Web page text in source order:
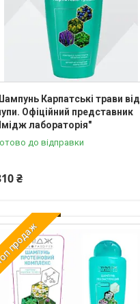
Карпатські трави від
Офіційний представник
лабораторія"
до відправки
₴
продаж